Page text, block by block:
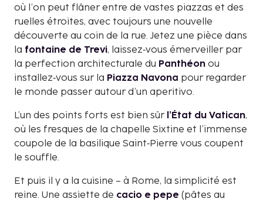
où l’on peut flâner entre de vastes piazzas et des
ruelles étroites, avec toujours une nouvelle
découverte au coin de la rue. Jetez une pièce dans
la fontaine de Trevi, laissez‑vous émerveiller par
la perfection architecturale du Panthéon ou
installez‑vous sur la Piazza Navona pour regarder
le monde passer autour d’un aperitivo.
L’un des points forts est bien sûr l’État du Vatican,
où les fresques de la chapelle Sixtine et l’immense
coupole de la basilique Saint‑Pierre vous coupent
le souffle.
Et puis il y a la cuisine – à Rome, la simplicité est
reine. Une assiette de cacio e pepe (pâtes au